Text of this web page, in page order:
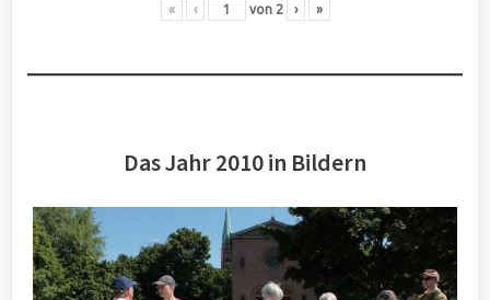
« ‹ von 2 › »
Das Jahr 2010 in Bildern